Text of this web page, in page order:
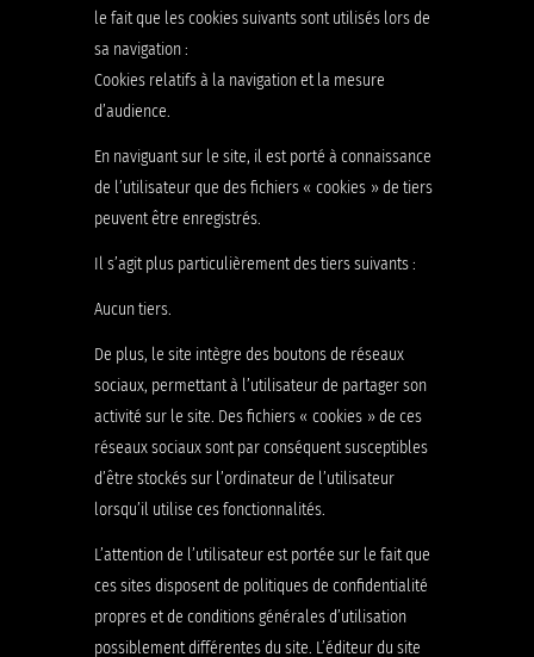
le fait que les cookies suivants sont utilisés lors de
sa navigation :
Cookies relatifs à la navigation et la mesure
d’audience.
En naviguant sur le site, il est porté à connaissance
de l’utilisateur que des fichiers « cookies » de tiers
peuvent être enregistrés.
Il s’agit plus particulièrement des tiers suivants :
Aucun tiers.
De plus, le site intègre des boutons de réseaux
sociaux, permettant à l’utilisateur de partager son
activité sur le site. Des fichiers « cookies » de ces
réseaux sociaux sont par conséquent susceptibles
d’être stockés sur l’ordinateur de l’utilisateur
lorsqu’il utilise ces fonctionnalités.
L’attention de l’utilisateur est portée sur le fait que
ces sites disposent de politiques de confidentialité
propres et de conditions générales d’utilisation
possiblement différentes du site. L’éditeur du site